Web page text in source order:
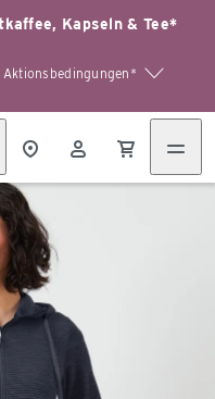
Kapseln & Tee*
Aktionsbedingungen*